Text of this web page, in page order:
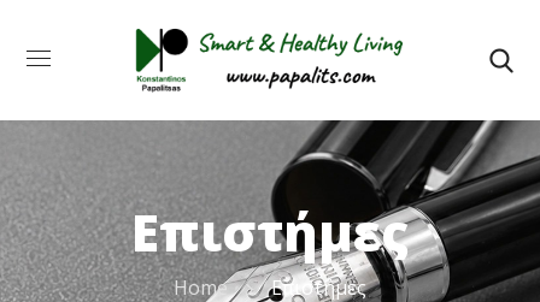
Επιστήμες
Home Επιστήμες